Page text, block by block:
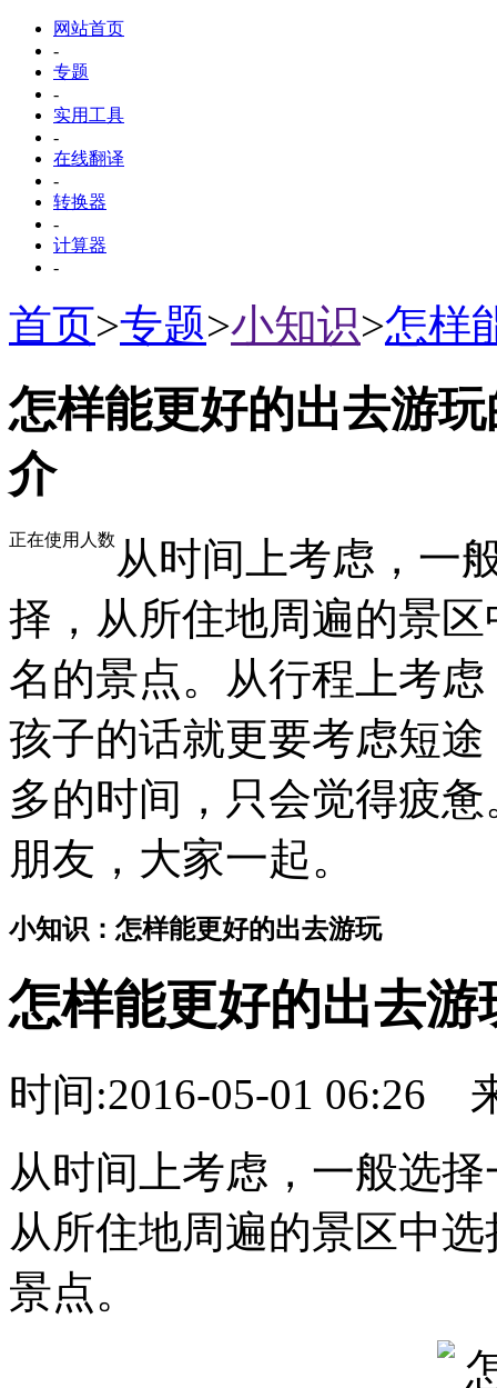
网站首页
-
专题
-
实用工具
-
在线翻译
-
转换器
-
计算器
-
首页>专题>小知识>怎样
怎样能更好的出去游
介
正在使用人数 从时间上考虑，一
择，从所住地周遍的景
名的景点。从行程上考
孩子的话就更要考虑短
多的时间，只会觉得疲
朋友，大家一起。
小知识：怎样能更好的出去游玩
怎样能更好的出去游
时间:2016-05-01 06:26
从时间上考虑，一般选
从所住地周遍的景区中
景点。